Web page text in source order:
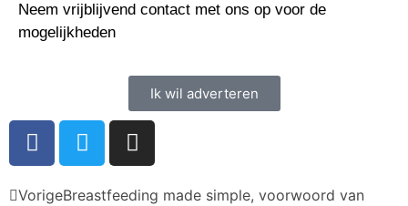
Neem vrijblijvend contact met ons op voor de
mogelijkheden
Ik wil adverteren
VorigeBreastfeeding made simple, voorwoord van